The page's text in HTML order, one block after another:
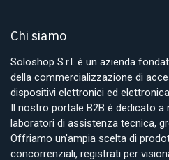
Chi siamo
Soloshop S.r.l. è un azienda
della commercializzazione di
dispositivi elettronici ed
Il nostro portale B2B è dedicato a
laboratori di assistenza tecnica,
Offriamo un'ampia scelta di
concorrenziali, registrati per